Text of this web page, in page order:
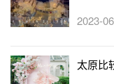
2023-
太原比